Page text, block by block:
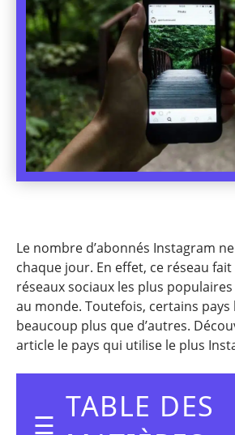
Le nombre d’abonnés Instagram
chaque jour. En effet, ce réseau
réseaux sociaux les plus
au monde. Toutefois, certains pays
beaucoup plus que d’autres.
article le pays qui utilise le plus
TABLE DES